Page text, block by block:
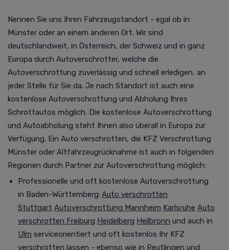
Nennen Sie uns Ihren Fahrzeugstandort - egal ob in
Münster oder an einem anderen Ort. Wir sind
deutschlandweit, in Österreich, der Schweiz und in ganz
Europa durch Autoverschrotter, welche die
Autoverschrottung zuverlässig und schnell erledigen, an
jeder Stelle für Sie da. Je nach Standort ist auch eine
kostenlose Autoverschrottung und Abholung Ihres
Schrottautos möglich. Die kostenlose Autoverschrottung
und Autoabholung steht Ihnen also überall in Europa zur
Verfügung. Ein Auto verschrotten, die KFZ Verschrottung
Münster oder Altfahrzeugrücknahme ist auch in folgenden
Regionen durch Partner zur Autoverschrottung möglich:
Professionelle und oft kostenlose Autoverschrottung
in Baden-Württemberg: Auto verschrotten
Stuttgart Autoverschrottung Mannheim Karlsruhe Auto
verschrotten Freiburg Heidelberg Heilbronn und auch in
Ulm serviceorientiert und oft kostenlos Ihr KFZ
verschrotten lassen - ebenso wie in Reutlingen und